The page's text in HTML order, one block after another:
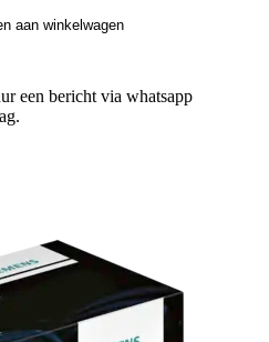
aan winkelwagen
een bericht via whatsapp